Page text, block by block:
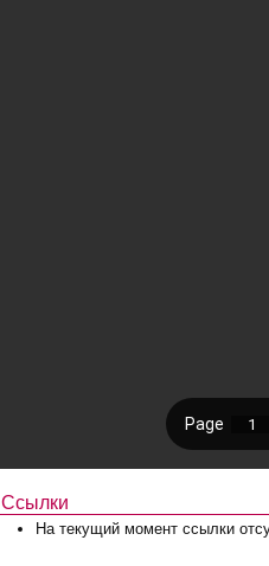
Ссылки
На текущий момент ссылки